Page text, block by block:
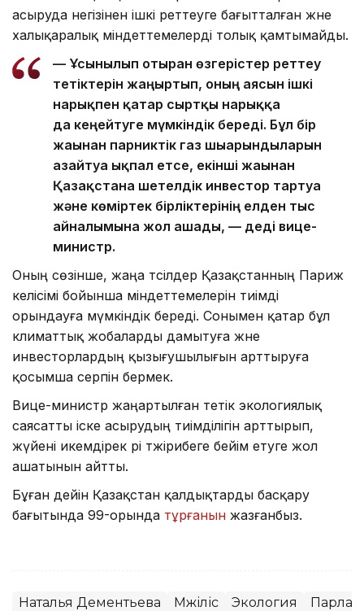
асыруда негізінен ішкі реттеуге бағытталған және
халықаралық міндеттемелерді толық қамтымайды.
— Ұсынылып отырған өзгерістер реттеу
тетіктерін жаңғыртып, оның аясын ішкі
нарықпен қатар сыртқы нарыққа
да кеңейтуге мүмкіндік береді. Бұл бір
жағынан парниктік газ шығарындыларын
азайтуға ықпал етсе, екінші жағынан
Қазақстанға шетелдік инвестор тартуға
және көміртек бірліктерінің елден тыс
айналымына жол ашады, — деді вице-
министр.
Оның сөзінше, жаңа тәсілдер Қазақстанның Париж
келісімі бойынша міндеттемелерін тиімді
орындауға мүмкіндік береді. Сонымен қатар бұл
климаттық жобаларды дамытуға және
инвесторлардың қызығушылығын арттыруға
қосымша серпін бермек.
Вице-министр жаңартылған тетік экологиялық
саясатты іске асырудың тиімділігін арттырып,
жүйені икемдірек әрі тәжірибеге бейім етуге жол
ашатынын айтты.
Бұған дейін Қазақстан қалдықтарды басқару
бағытында 99-орында тұрғанын жазғанбыз.
Наталья Дементьева Мәжіліс Экология